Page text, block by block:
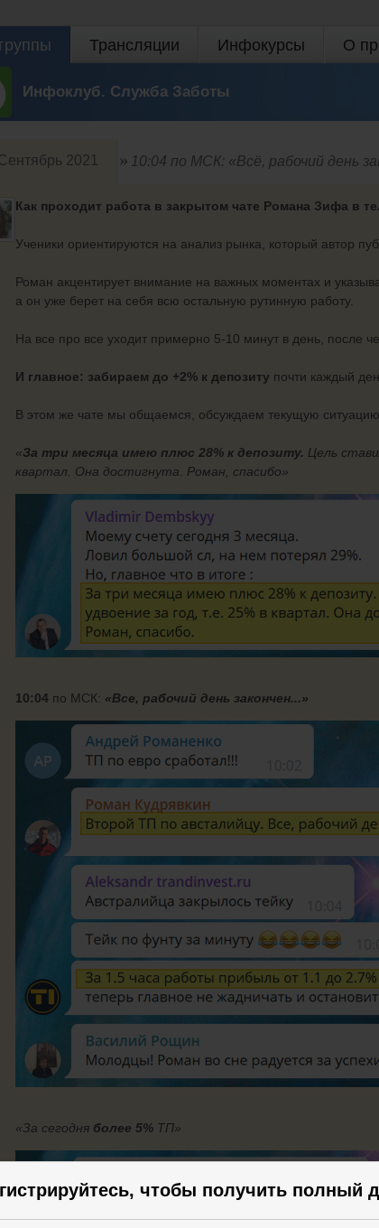
чтобы получить полный
Трансляции Инфокурсы О
Инфоклуб. Служба Заботы
2021 10:04 по МСК: «Всё, рабочий день
Как проходит работа в закрытом чате Романа Зифа в
Ученики ориентируются на анализ рынка, который автор
Роман акцентирует внимание на важных моментах и
а он уже берет на себя всю остальную рутинную работу.
На все про все уходит примерно 5-10 минут в день, после
И главное: забираем до +2% к депозиту почти каждый
В этом же чате мы общаемся, обсуждаем текущую
«За три месяца имею плюс 28% к депозиту. Цель
квартал. Она достигнута. Роман, спасибо»
10:04 по МСК: «Все, рабочий день закончен...»
«За сегодня более 5% ТП»